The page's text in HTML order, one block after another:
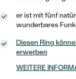
VON HAND
GESTALTE EINEN
SOLITÄR
HERZ
MIT
NACH STYL
MEMOIRE
STATEMENT
er ist mit fünf
wunderbares
Diesen Ring
erwerben
WEITERE